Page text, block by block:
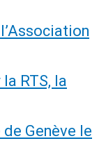
RTS, la
Genève le